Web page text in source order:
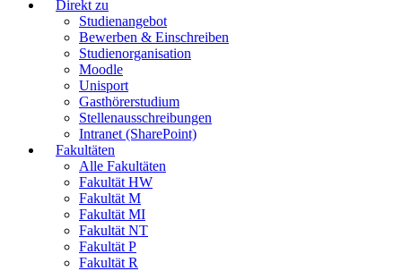
Direkt zu
Studienangebot
Bewerben & Einschreiben
Studienorganisation
Moodle
Unisport
Gasthörerstudium
Stellenausschreibungen
Intranet (SharePoint)
Fakultäten
Alle Fakultäten
Fakultät HW
Fakultät M
Fakultät MI
Fakultät NT
Fakultät P
Fakultät R